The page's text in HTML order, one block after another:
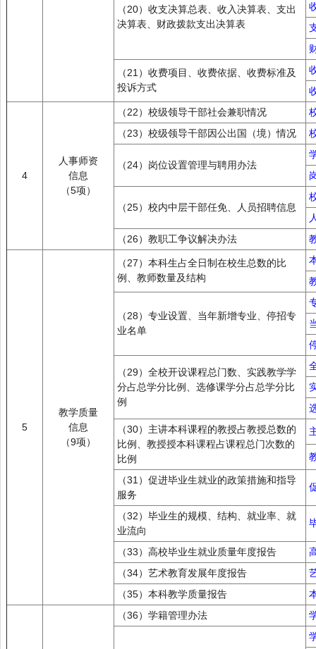
（20）收支决算总表、收入决算表、支出
决算表、财政拨款支出决算表
（21）收费项目、收费依据、收费标准及
投诉方式
4
人事师资
信息
（5项）
（22）校级领导干部社会兼职情况
（23）校级领导干部因公出国（境）情况
（24）岗位设置管理与聘用办法
（25）校内中层干部任免、人员招聘信息
（26）教职工争议解决办法
5
教学质量
信息
（9项）
（27）本科生占全日制在校生总数的比
例、教师数量及结构
（28）专业设置、当年新增专业、停招专
业名单
（29）全校开设课程总门数、实践教学学
分占总学分比例、选修课学分占总学分比
例
（30）主讲本科课程的教授占教授总数的
比例、教授授本科课程占课程总门次数的
比例
（31）促进毕业生就业的政策措施和指导
服务
（32）毕业生的规模、结构、就业率、就
业流向
（33）高校毕业生就业质量年度报告
（34）艺术教育发展年度报告
（35）本科教学质量报告
（36）学籍管理办法